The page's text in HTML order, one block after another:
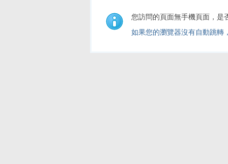
您訪問的頁面無手機頁面，是
如果您的瀏覽器沒有自動跳轉